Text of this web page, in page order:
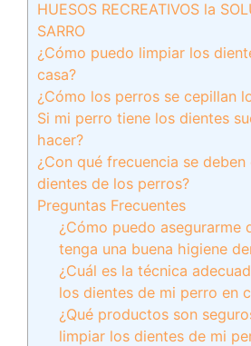
HUESOS RECREATIVOS la
SARRO
¿Cómo puedo limpiar los
casa?
¿Cómo los perros se cepillan
Si mi perro tiene los dientes
hacer?
¿Con qué frecuencia se
dientes de los perros?
Preguntas Frecuentes
¿Cómo puedo asegurarme
tenga una buena higiene
¿Cuál es la técnica
los dientes de mi perro en
¿Qué productos son
limpiar los dientes de mi